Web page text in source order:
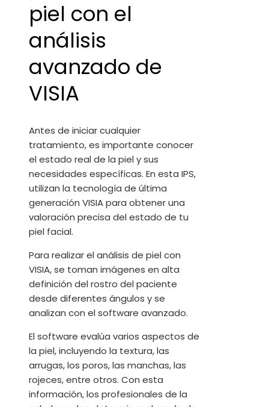
piel con el
análisis
avanzado de
VISIA
Antes de iniciar cualquier
tratamiento, es importante conocer
el estado real de la piel y sus
necesidades específicas. En esta IPS,
utilizan la tecnología de última
generación VISIA para obtener una
valoración precisa del estado de tu
piel facial.
Para realizar el análisis de piel con
VISIA, se toman imágenes en alta
definición del rostro del paciente
desde diferentes ángulos y se
analizan con el software avanzado.
El software evalúa varios aspectos de
la piel, incluyendo la textura, las
arrugas, los poros, las manchas, las
rojeces, entre otros. Con esta
información, los profesionales de la